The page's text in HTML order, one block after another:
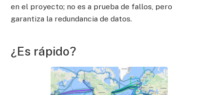
en el proyecto; no es a prueba de fallos, pero
garantiza la redundancia de datos.
¿Es rápido?